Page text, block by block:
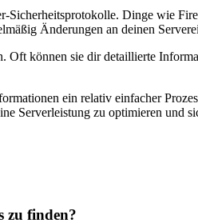
Sicherheitsprotokolle. Dinge wie
Änderungen an deinen
⁣können sie dir detaillierte‌
ein relativ einfacher
Serverleistung zu optimieren⁢ und
zu finden?